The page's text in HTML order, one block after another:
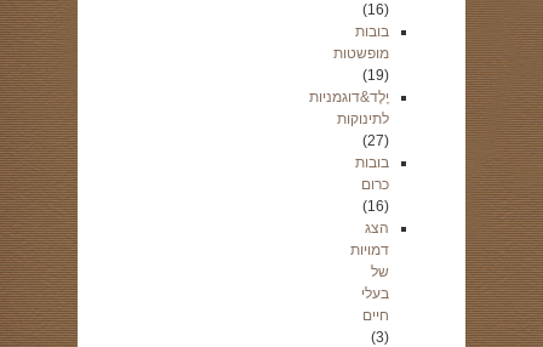
(16)
בובות
מופשטות
(19)
יֶלֶד&דוגמניות
לתינוקות
(27)
בובות
כרום
(16)
הצג
דמויות
של
בעלי
חיים
(3)